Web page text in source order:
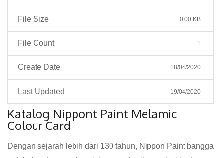
File Size 0.00 KB
File Count 1
Create Date 18/04/2020
Last Updated 19/04/2020
Katalog Nippont Paint Melamic
Colour Card
Dengan sejarah lebih dari 130 tahun, Nippon Paint bangga